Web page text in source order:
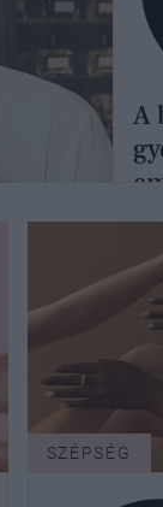
A
SZÉPSÉG